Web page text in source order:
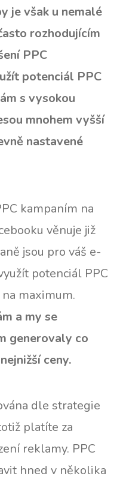
je však u nemalé
rozhodujícím
PPC
potenciál PPC
s vysokou
mnohem vyšší
nastavené
kampaním na
věnuje již
jsou pro váš e-
potenciál PPC
maximum.
a my se
generovaly co
ceny.
dle strategie
platíte za
reklamy. PPC
hned v několika